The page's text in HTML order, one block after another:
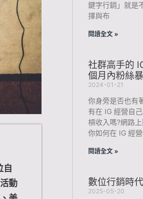
自
動
鍵字行銷」就是
擇與布
閱讀全文 »
社群高手的
個月內粉絲
2024-01-21
你身旁是否也有
有在 IG 經營自
槓收入嗎?網路
你如何在 IG 經營
閱讀全文 »
數位行銷時
2025-05-20